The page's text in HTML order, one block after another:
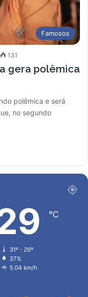
Famosos
131
gera polêmica
polêmica e será
no segundo
℃
31º - 26º
37%
5.04 km/h